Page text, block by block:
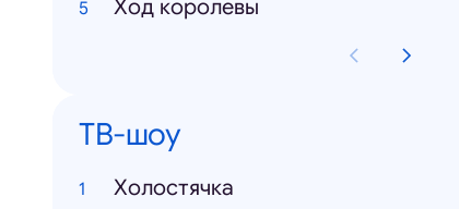
Ход королевы
ТВ-шоу
Холостячка